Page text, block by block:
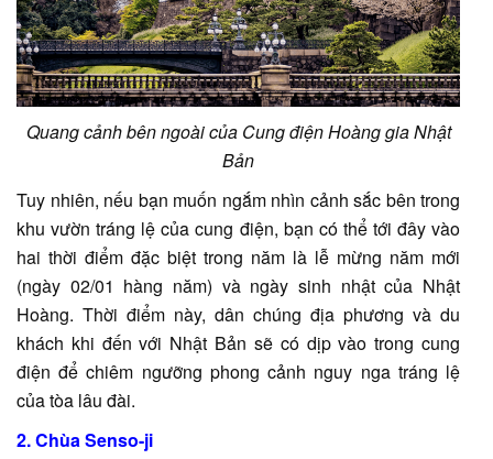
Quang cảnh bên ngoài của Cung điện Hoàng gia Nhật
Bản
Tuy nhiên, nếu bạn muốn ngắm nhìn cảnh sắc bên trong
khu vườn tráng lệ của cung điện, bạn có thể tới đây vào
hai thời điểm đặc biệt trong năm là lễ mừng năm mới
(ngày 02/01 hàng năm) và ngày sinh nhật của Nhật
Hoàng. Thời điểm này, dân chúng địa phương và du
khách khi đến với Nhật Bản sẽ có dịp vào trong cung
điện để chiêm ngưỡng phong cảnh nguy nga tráng lệ
của tòa lâu đài.
2. Chùa Senso-ji